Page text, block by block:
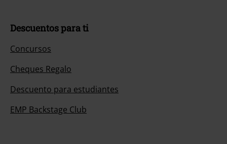
Descuentos para ti
Concursos
Cheques Regalo
Descuento para estudiantes
EMP Backstage Club